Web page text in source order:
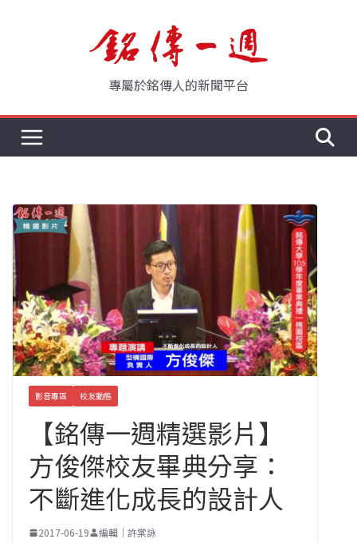
專屬於銘傳人的新聞平台
影音專區 校友動態
【銘傳一週精選影片】
方俊傑校友畢典分享：
不斷進化成長的設計人
2017-06-19 編輯｜許棠詠